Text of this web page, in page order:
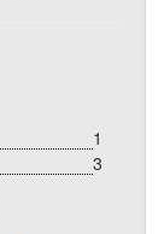
1
3